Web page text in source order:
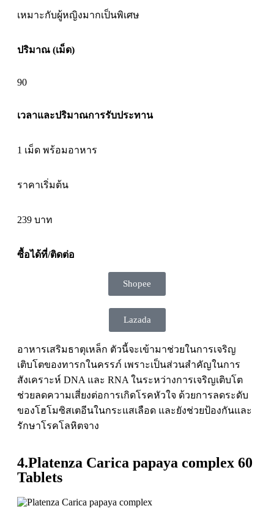
เหมาะกับผู้หญิงมากเป็นพิเศษ
ปริมาณ (เม็ด)
90
เวลาและปริมาณการรับประทาน
1 เม็ด พร้อมอาหาร
ราคาเริ่มต้น
239 บาท
ซื้อได้ที่/ติดต่อ
Shopee
Lazada
อาหารเสริมธาตุเหล็ก ตัวนี้จะเข้ามาช่วยในการเจริญ
เติบโตของทารกในครรภ์ เพราะเป็นส่วนสำคัญในการ
สังเคราะห์ DNA และ RNA ในระหว่างการเจริญเติบโต
ช่วยลดความเสี่ยงต่อการเกิดโรคหัวใจ ด้วยการลดระดับ
ของโฮโมซิสเตอีนในกระแสเลือด และยังช่วยป้องกันและ
รักษาโรคโลหิตจาง
4.Platenza Carica papaya complex 60
Tablets